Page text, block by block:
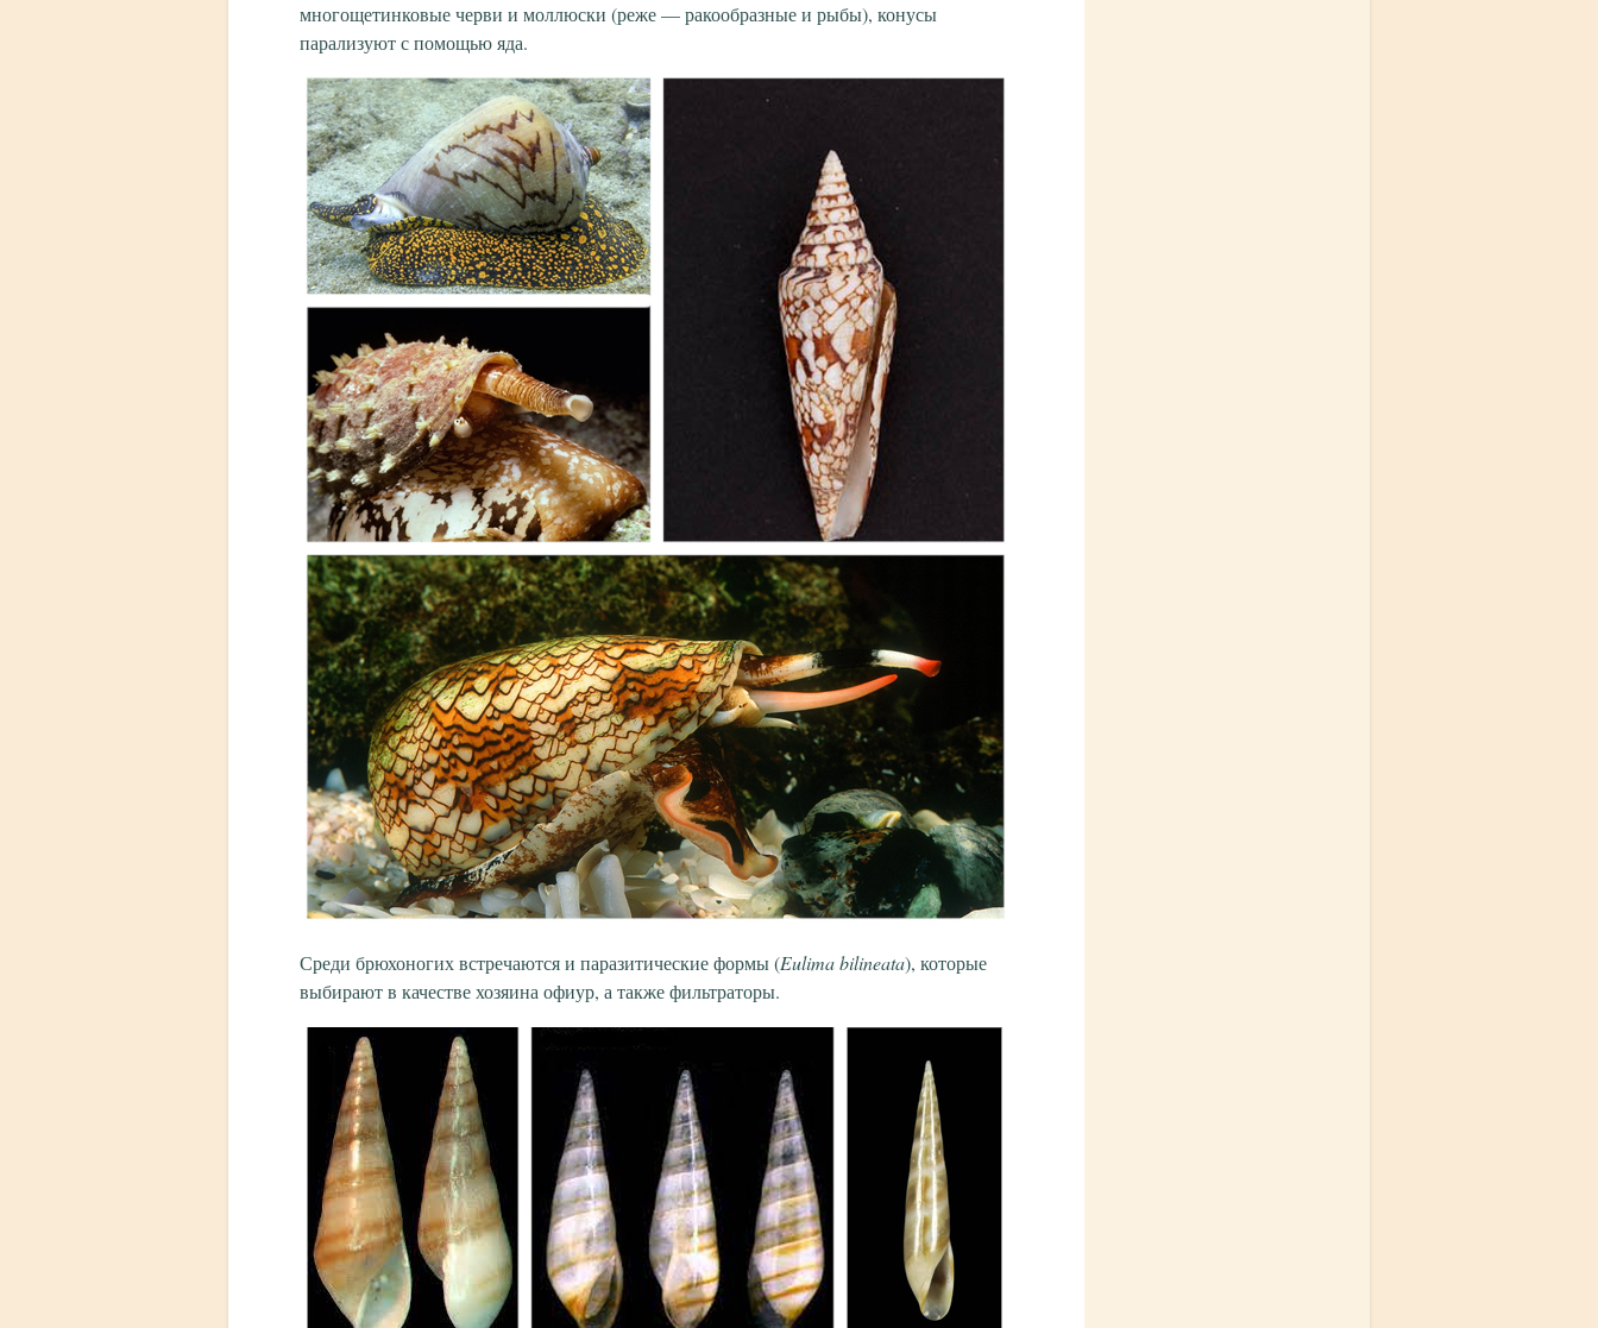
многощетинковые черви и моллюски (реже — ракообразные и рыбы), конусы
парализуют с помощью яда.
Среди брюхоногих встречаются и паразитические формы (Eulima bilineata), которые
выбирают в качестве хозяина офиур, а также фильтраторы.